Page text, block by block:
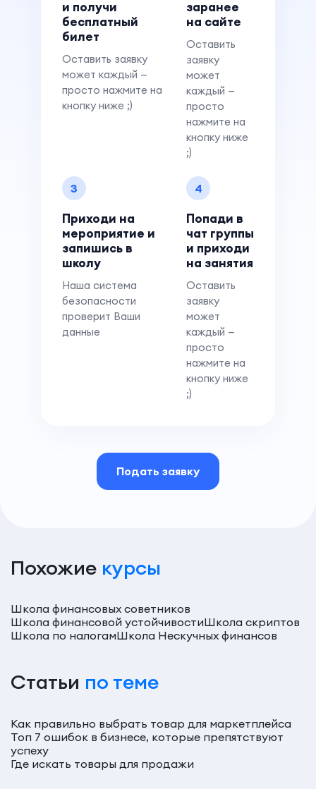
и получи
бесплатный
билет
Оставить заявку
может каждый —
просто нажмите на
кнопку ниже ;)
заранее
на сайте
Оставить
заявку
может
каждый —
просто
нажмите на
кнопку ниже
;)
3
Приходи на
мероприятие и
запишись в
школу
Наша система
безопасности
проверит Ваши
данные
4
Попади в
чат группы
и приходи
на занятия
Оставить
заявку
может
каждый —
просто
нажмите на
кнопку ниже
;)
Подать заявку
Похожие курсы
Школа финансовых советников
Школа финансовой устойчивостиШкола скриптов
Школа по налогамШкола Нескучных финансов
Статьи по теме
Как правильно выбрать товар для маркетплейса
Топ 7 ошибок в бизнесе, которые препятствуют
успеху
Где искать товары для продажи